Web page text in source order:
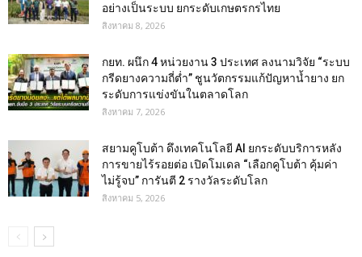
อย่างเป็นระบบ ยกระดับเกษตรกรไทย
สิงหาคม 8, 2026
กยท. ผนึก 4 หน่วยงาน 3 ประเทศ ลงนามวิจัย “ระบบ
กรีดยางความถี่ต่ำ” ชูนวัตกรรมแก้ปัญหาน้ำยาง ยก
ระดับการแข่งขันในตลาดโลก
สิงหาคม 7, 2026
สยามคูโบต้า ดึงเทคโนโลยี AI ยกระดับบริการหลัง
การขายไร้รอยต่อ เปิดโมเดล “เลือกคูโบต้า คุ้มค่า
ไม่รู้จบ” การันตี 2 รางวัลระดับโลก
สิงหาคม 5, 2026